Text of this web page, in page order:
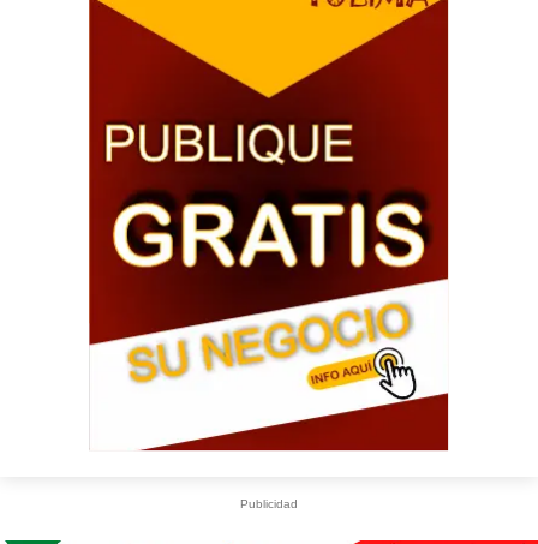
Publicidad